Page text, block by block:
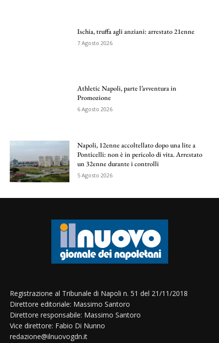
Ischia, truffa agli anziani: arrestato 21enne
7 Agosto 2026
Athletic Napoli, parte l’avventura in
Promozione
6 Agosto 2026
Napoli, 12enne accoltellato dopo una lite a
Ponticelli: non è in pericolo di vita. Arrestato
un 32enne durante i controlli
5 Agosto 2026
Registrazione al Tribunale di Napoli n. 51 del 21/11/2018
Direttore editoriale: Massimo Santoro
Direttore responsabile: Massimo Santoro
Vice direttore: Fabio Di Nunno
redazione@ilnuovogdn.it